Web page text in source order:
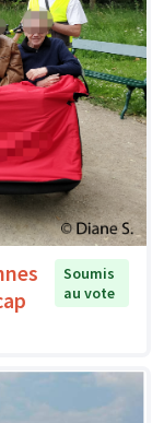
Soumis
au vote